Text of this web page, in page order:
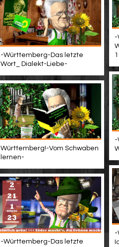
-
-Württemberg-Das letzte
Wort_ Dialekt-Liebe-
-
Württemberg!-Vom Schwaben
lernen-
-
-Württemberg-Das letzte